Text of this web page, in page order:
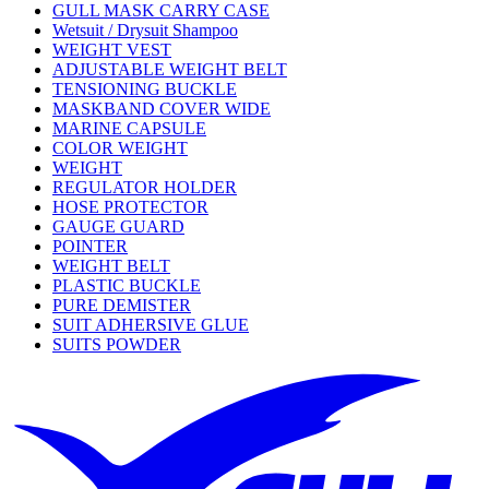
GULL MASK CARRY CASE
Wetsuit / Drysuit Shampoo
WEIGHT VEST
ADJUSTABLE WEIGHT BELT
TENSIONING BUCKLE
MASKBAND COVER WIDE
MARINE CAPSULE
COLOR WEIGHT
WEIGHT
REGULATOR HOLDER
HOSE PROTECTOR
GAUGE GUARD
POINTER
WEIGHT BELT
PLASTIC BUCKLE
PURE DEMISTER
SUIT ADHERSIVE GLUE
SUITS POWDER